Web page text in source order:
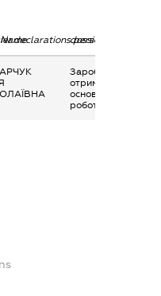
Заробітна плата
отримана за
основним місцем
роботи